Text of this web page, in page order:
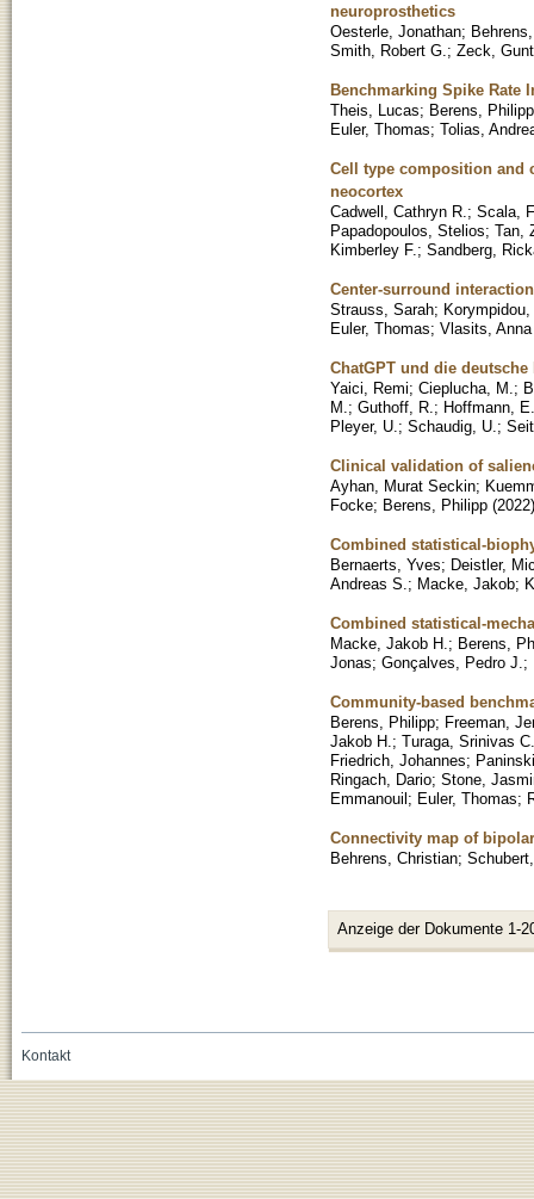
neuroprosthetics
Oesterle, Jonathan;
Smith, Robert G. ; Zeck,
Benchmarking Spike Rate
Theis, Lucas; Berens, Philipp
Euler, Thomas; Tolias,
Cell type composition and
neocortex
Cadwell, Cathryn R. ; Scala,
Papadopoulos, Stelios; Tan,
Kimberley F. ; Sandberg,
Center-surround
Strauss, Sarah;
Euler, Thomas; Vlasits,
ChatGPT und die
Yaici, Remi; Cieplucha, M. ;
M. ; Guthoff, R. ; Hoffmann,
Pleyer, U. ; Schaudig, U. ;
Clinical validation of
Ayhan, Murat Seckin;
Focke; Berens, Philipp (2022)
Combined statistical-
Bernaerts, Yves; Deistler,
Andreas S. ; Macke, Jakob;
Combined statistical-
Macke, Jakob H. ; Berens,
Jonas; Gonçalves, Pedro J. ;
Community-based
Berens, Philipp; Freeman,
Jakob H. ; Turaga, Srinivas C.
Friedrich, Johannes;
Ringach, Dario; Stone,
Emmanouil; Euler, Thomas;
Connectivity map of
Behrens, Christian;
Anzeige der Dokumente 1-
Kontakt